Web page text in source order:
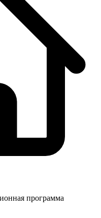
программа